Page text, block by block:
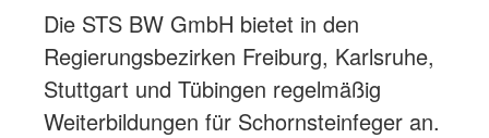
Die STS BW GmbH bietet in den
Regierungsbezirken Freiburg, Karlsruhe,
Stuttgart und Tübingen regelmäßig
Weiterbildungen für Schornsteinfeger an.